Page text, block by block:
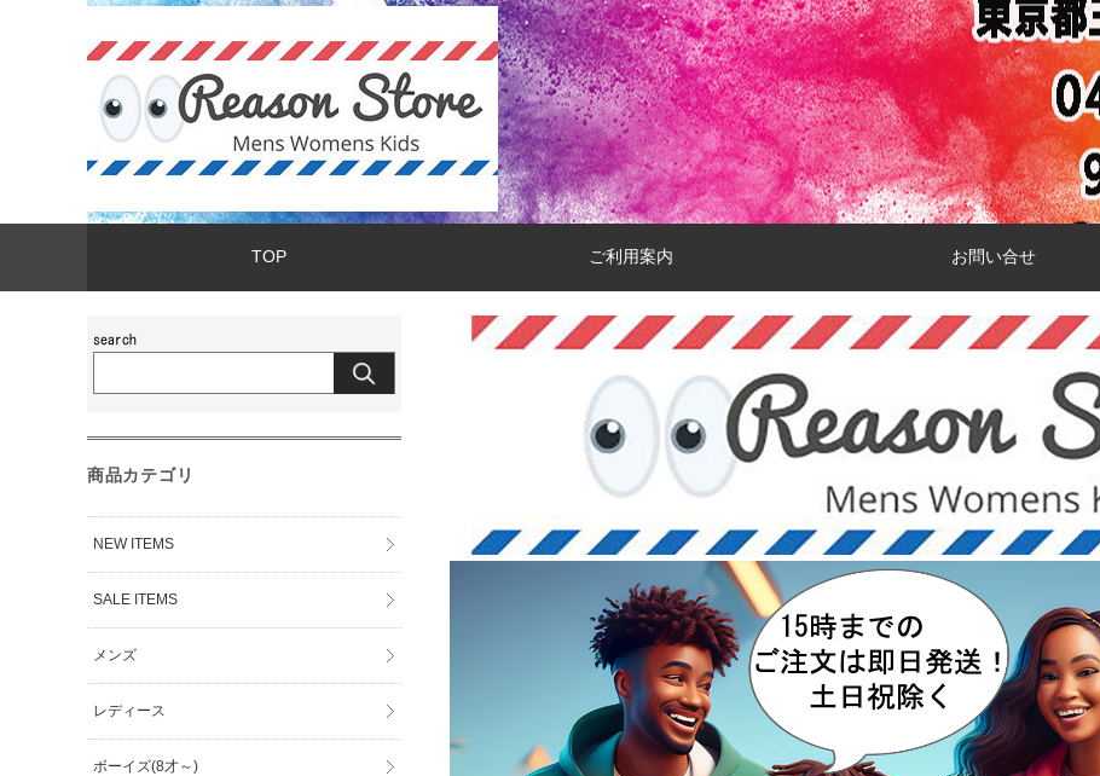
TOP ご利用案内 お問い合せ
商品カテゴリ
NEW ITEMS
SALE ITEMS
メンズ
レディース
ボーイズ(8才～)